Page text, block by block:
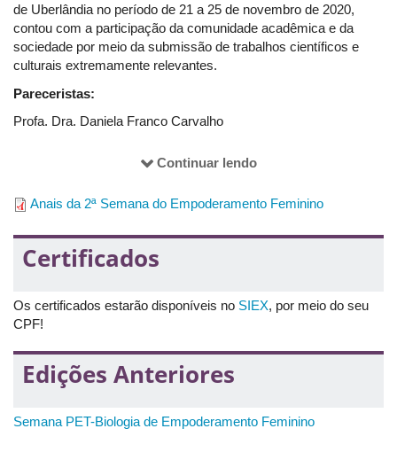
Tutora Profa. Ariádine Cristine de Almeida.
de Uberlândia no período de 21 a 25 de novembro de 2020,
contou com a participação da comunidade acadêmica e da
sociedade por meio da submissão de trabalhos científicos e
culturais extremamente relevantes.
Pareceristas:
Profa. Dra. Daniela Franco Carvalho
Continuar lendo
Anais da 2ª Semana do Empoderamento Feminino
Certificados
Os certificados estarão disponíveis no SIEX, por meio do seu
CPF!
Edições Anteriores
Semana PET-Biologia de Empoderamento Feminino